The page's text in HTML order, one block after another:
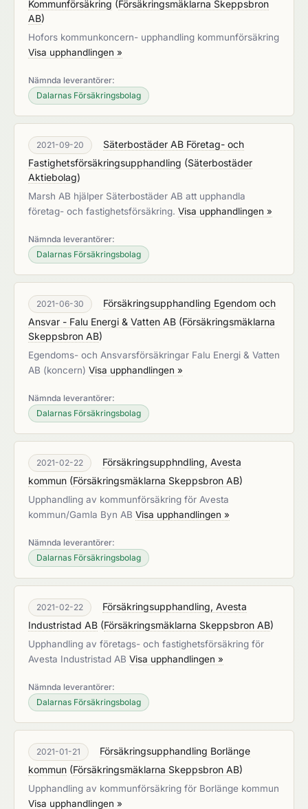
Kommunförsäkring (Försäkringsmäklarna Skeppsbron
AB)
Hofors kommunkoncern- upphandling kommunförsäkring
Visa upphandlingen »
Nämnda leverantörer:
Dalarnas Försäkringsbolag
2021-09-20
Säterbostäder AB Företag- och
Fastighetsförsäkringsupphandling (Säterbostäder
Aktiebolag)
Marsh AB hjälper Säterbostäder AB att upphandla
företag- och fastighetsförsäkring. Visa upphandlingen »
Nämnda leverantörer:
Dalarnas Försäkringsbolag
2021-06-30
Försäkringsupphandling Egendom och
Ansvar - Falu Energi & Vatten AB (Försäkringsmäklarna
Skeppsbron AB)
Egendoms- och Ansvarsförsäkringar Falu Energi & Vatten
AB (koncern) Visa upphandlingen »
Nämnda leverantörer:
Dalarnas Försäkringsbolag
2021-02-22
Försäkringsupphndling, Avesta
kommun (Försäkringsmäklarna Skeppsbron AB)
Upphandling av kommunförsäkring för Avesta
kommun/Gamla Byn AB Visa upphandlingen »
Nämnda leverantörer:
Dalarnas Försäkringsbolag
2021-02-22
Försäkringsupphandling, Avesta
Industristad AB (Försäkringsmäklarna Skeppsbron AB)
Upphandling av företags- och fastighetsförsäkring för
Avesta Industristad AB Visa upphandlingen »
Nämnda leverantörer:
Dalarnas Försäkringsbolag
2021-01-21
Försäkringsupphandling Borlänge
kommun (Försäkringsmäklarna Skeppsbron AB)
Upphandling av kommunförsäkring för Borlänge kommun
Visa upphandlingen »